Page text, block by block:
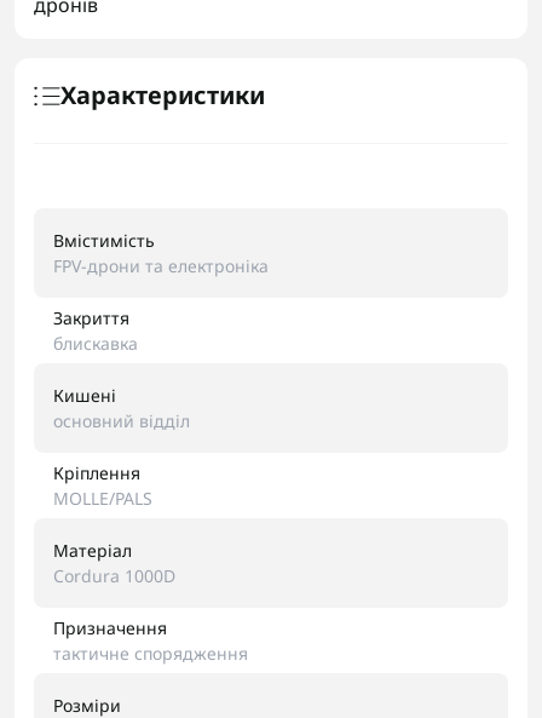
Характеристики
Вмістимість
FPV-дрони та електроніка
Закриття
блискавка
Кишені
основний відділ
Кріплення
MOLLE/PALS
Матеріал
Cordura 1000D
Призначення
тактичне спорядження
Розміри